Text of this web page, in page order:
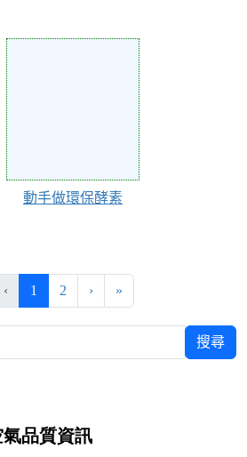
動手做環保酵素
‹ 1 (目前頁次)
2 ›下一頁
»最後頁
搜尋